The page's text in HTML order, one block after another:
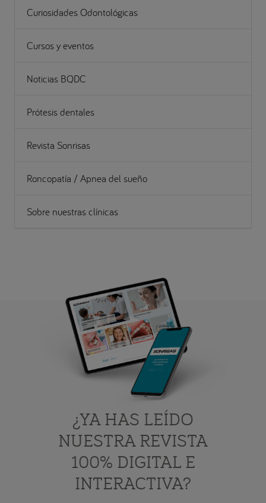
Curiosidades Odontológicas
Cursos y eventos
Noticias BQDC
Prótesis dentales
Revista Sonrisas
Roncopatía / Apnea del sueño
Sobre nuestras clínicas
¿YA HAS LEÍDO
NUESTRA REVISTA
100% DIGITAL E
INTERACTIVA?